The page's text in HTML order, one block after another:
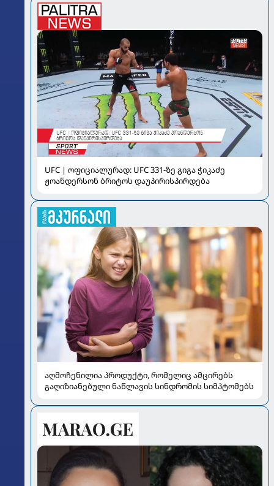
UFC | ოფიციალურად: UFC 331-ზე გიგა ჭიკაძე
ჟოანდერსონ ბრიტოს დაუპირისპირდება
აღმოჩენილია პროდუქტი, რომელიც ამცირებს
გაღიზიანებული ნაწლავის სინდრომის სიმპტომებს